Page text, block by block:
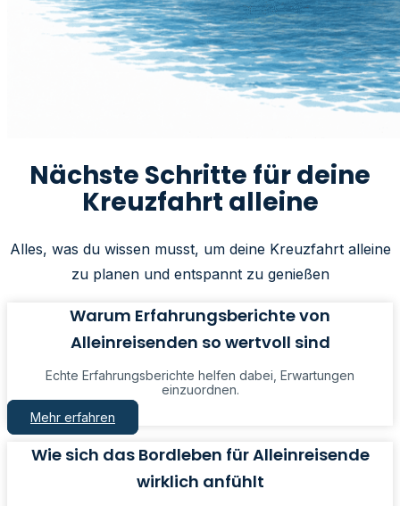
Nächste Schritte für deine
Kreuzfahrt alleine
Alles, was du wissen musst, um deine Kreuzfahrt alleine
zu planen und entspannt zu genießen
Warum Erfahrungsberichte von
Alleinreisenden so wertvoll sind
Echte Erfahrungsberichte helfen dabei, Erwartungen
einzuordnen.
Mehr erfahren
Wie sich das Bordleben für Alleinreisende
wirklich anfühlt